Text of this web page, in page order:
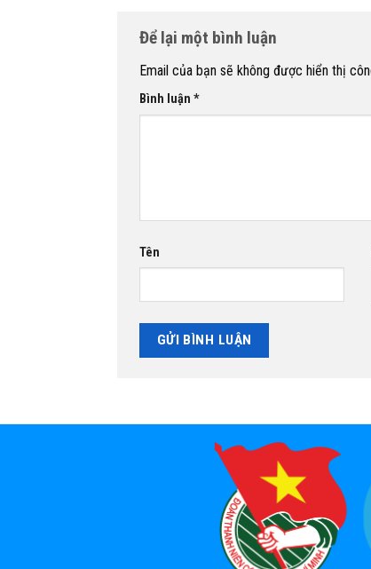
Để lại một bình luận
Email của bạn sẽ không được hiển thị
Bình luận *
Tên